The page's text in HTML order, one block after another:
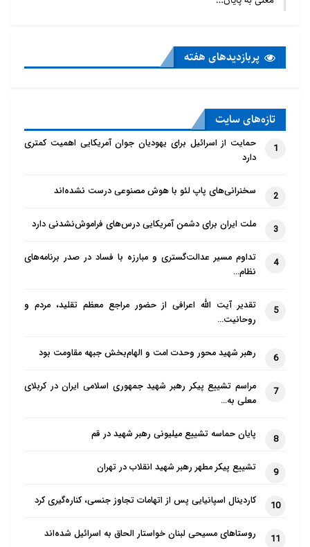
پربازدید‌های هفته
تازه‌‌های سایت
1
حمایت از اسرائیل برای یهودیان جوان آمریکایی اهمیت کمتری
دارد
2 سخنرانی‌های پاپ لئو با هوش مصنوعی درست نشده‌اند
3 ملت ایران برای دشمن آمریکایی درس‌های فراموش‌نشدنی دارد
4
تداوم مسیر عدالت‌گستری و مبارزه با فساد در صدر برنامه‌های
نظام…
5
تقدیر آیت الله اعرافی از حضور مراجع معظم تقلید، مردم و
روحانیت…
6 رهبر شهید محور وحدت امت و الهام‌بخش جبهه مقاومت بود
7
مراسم تشییع پیکر رهبر شهید جمهوری اسلامی ایران در کربلای
معلی به…
8 پایان حماسه تشییع میلیونی رهبر شهید در قم
9 تشییع پیکر مطهر رهبر شهید انقلاب در تهران
10 کاردینال اسپانیایی پس از اتهامات تجاوز جنسی، کناره‌گیری کرد
11 روستاهای مسیحی لبنان خواستار الحاق به اسرائیل شده‌اند